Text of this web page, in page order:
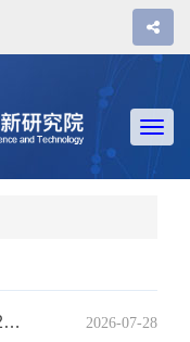
要闻｜精密测量院四名研究生获2026年度中国科学院院长奖 2026-07-28